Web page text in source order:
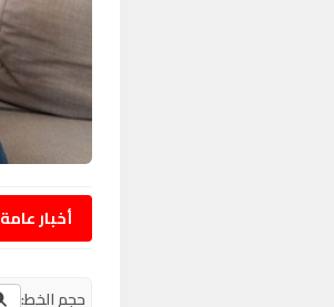
أخبار عامة
حجم الخط: